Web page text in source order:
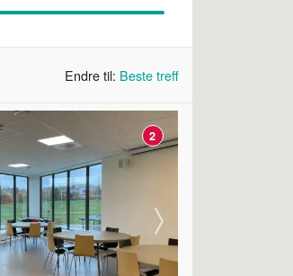
Endre til: Beste treff
2